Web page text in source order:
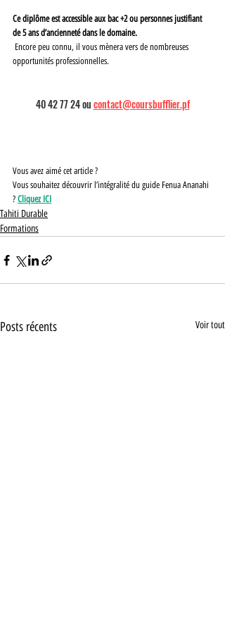
Ce diplôme est accessible aux bac +2 ou personnes justifiant
de 5 ans d’ancienneté dans le domaine.
Encore peu connu, il vous mènera vers de nombreuses
opportunités professionnelles.
40 42 77 24 ou contact@coursbufflier.pf
Vous avez aimé cet article ?
Vous souhaitez découvrir l’intégralité du guide Fenua Ananahi
? Cliquez ICI
Tahiti Durable
Formations
Posts récents Voir tout